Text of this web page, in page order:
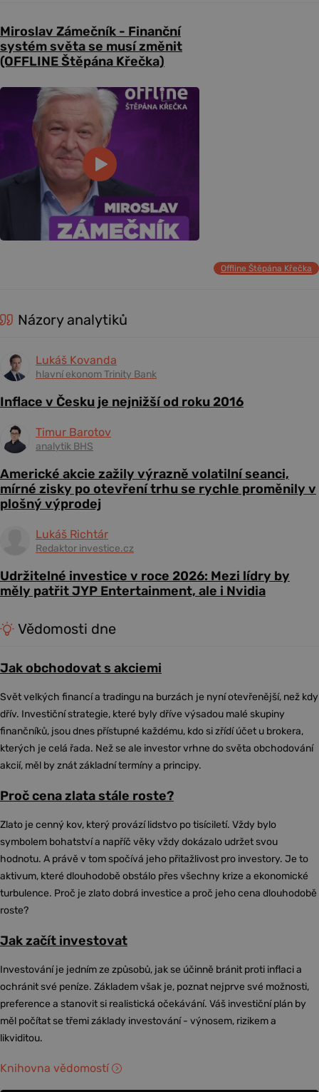
Miroslav Zámečník - Finanční
systém světa se musí změnit
(OFFLINE Štěpána Křečka)
Offline Štěpána Křečka
Názory analytiků
Lukáš Kovanda
hlavní ekonom Trinity Bank
Inflace v Česku je nejnižší od roku 2016
Timur Barotov
analytik BHS
Americké akcie zažily výrazně volatilní seanci,
mírné zisky po otevření trhu se rychle proměnily v
plošný výprodej
Lukáš Richtár
Redaktor investice.cz
Udržitelné investice v roce 2026: Mezi lídry by
měly patřit JYP Entertainment, ale i Nvidia
Vědomosti dne
Jak obchodovat s akciemi
Svět velkých financí a tradingu na burzách je nyní otevřenější, než kdy
dřív. Investiční strategie, které byly dříve výsadou malé skupiny
finančníků, jsou dnes přístupné každému, kdo si zřídí účet u brokera,
kterých je celá řada. Než se ale investor vrhne do světa obchodování
akcií, měl by znát základní termíny a principy.
Proč cena zlata stále roste?
Zlato je cenný kov, který provází lidstvo po tisíciletí. Vždy bylo
symbolem bohatství a napříč věky vždy dokázalo udržet svou
hodnotu. A právě v tom spočívá jeho přitažlivost pro investory. Je to
aktivum, které dlouhodobě obstálo přes všechny krize a ekonomické
turbulence. Proč je zlato dobrá investice a proč jeho cena dlouhodobě
roste?
Jak začít investovat
Investování je jedním ze způsobů, jak se účinně bránit proti inflaci a
ochránit své peníze. Základem však je, poznat nejprve své možnosti,
preference a stanovit si realistická očekávání. Váš investiční plán by
měl počítat se třemi základy investování - výnosem, rizikem a
likviditou.
Knihovna vědomostí